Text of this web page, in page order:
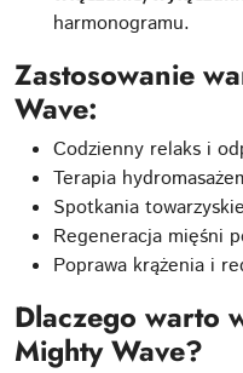
harmonogramu.
Zastosowanie
Wave:
Codzienny relaks i
Terapia
Spotkania
Regeneracja mięśni
Poprawa krążenia i
Dlaczego warto
Mighty Wave?